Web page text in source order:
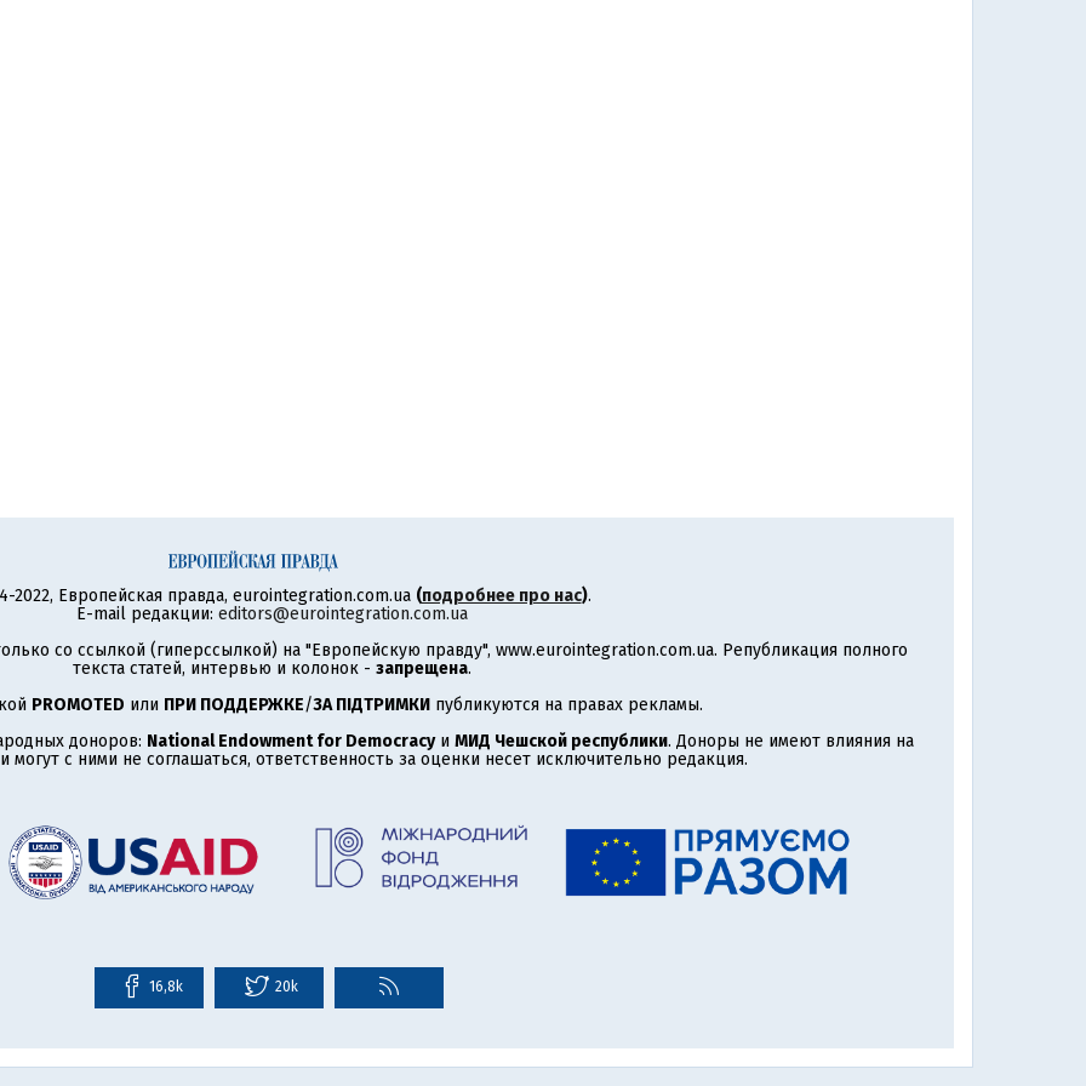
2022, Европейская правда, eurointegration.com.ua (подробнее про нас).
E-mail редакции: editors@eurointegration.com.ua
со ссылкой (гиперссылкой) на "Европейскую правду", www.eurointegration.com.ua. Републикация полного
текста статей, интервью и колонок - запрещена.
PROMOTED или ПРИ ПОДДЕРЖКЕ/ЗА ПІДТРИМКИ публикуются на правах рекламы.
доноров: National Endowment for Democracyи МИД Чешской республики. Доноры не имеют влияния на
с ними не соглашаться, ответственность за оценки несет исключительно редакция.
16,8k 20k